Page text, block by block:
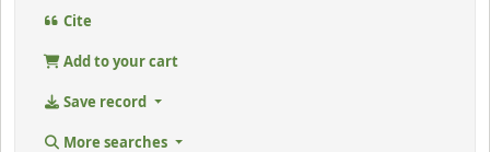
Cite
Add to your cart
Save record
More searches